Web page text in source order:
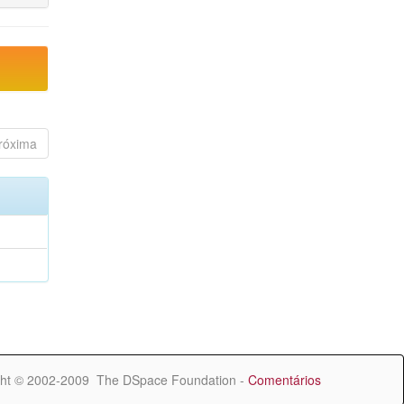
© 2002-2009 The DSpace Foundation - Comentários